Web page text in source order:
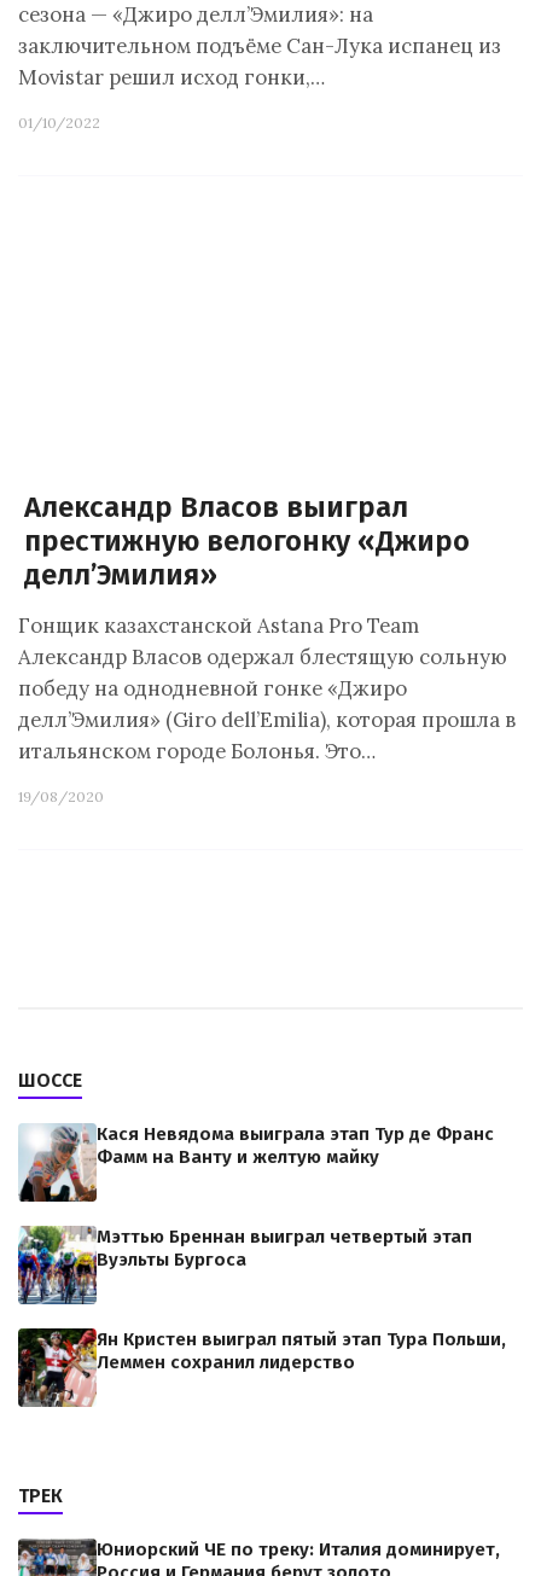
сезона — «Джиро делл’Эмилия»: на
заключительном подъёме Сан-Лука испанец из
Movistar решил исход гонки,…
01/10/2022
Александр Власов выиграл
престижную велогонку «Джиро
делл’Эмилия»
Гонщик казахстанской Astana Pro Team
Александр Власов одержал блестящую сольную
победу на однодневной гонке «Джиро
делл’Эмилия» (Giro dell’Emilia), которая прошла в
итальянском городе Болонья. Это…
19/08/2020
ШОССЕ
Кася Невядома выиграла этап Тур де Франс
Фамм на Ванту и желтую майку
Мэттью Бреннан выиграл четвертый этап
Вуэльты Бургоса
Ян Кристен выиграл пятый этап Тура Польши,
Леммен сохранил лидерство
ТРЕК
Юниорский ЧЕ по треку: Италия доминирует,